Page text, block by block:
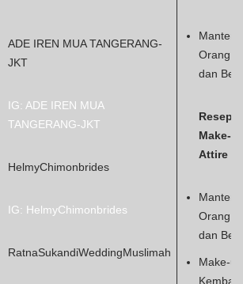
ADE IREN MUA TANGERANG-
JKT
IG: ADE IREN MUA
TANGERANG-JKT
HelmyChimonbrides
IG: HelmyChimonbrides
RatnaSukandiWeddingMuslimah
Manten,
Orang
dan
Make-
Attire )
Manten,
Orang
dan
Make-up
Kembar